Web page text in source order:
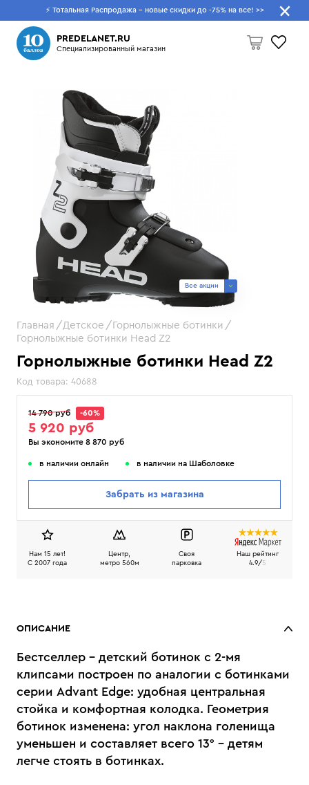
⚡ Тотальная Распродажа - новые скидки до -75% на все! >>
PREDELANET.RU
Специализированный магазин
Что будем искать?
Горнолыжные ботинки Head Z2
Код товара: 40688
Все акции
Главная Детское
Горнолыжные ботинки
Горнолыжные ботинки Head Z2
14 790 руб -60%
5 920 руб
Вы экономите 8 870 руб
в наличии онлайн в наличии на Шаболовке
Забрать из магазина
Нам 15 лет!
C 2007 года
Центр,
метро 560м
Своя
парковка
Наш рейтинг
4.9/5
ОПИСАНИЕ
Бестселлер - детский ботинок с 2-мя
клипсами построен по аналогии с ботинками
серии Advant Edge: удобная центральная
стойка и комфортная колодка. Геометрия
ботинок изменена: угол наклона голенища
уменьшен и составляет всего 13° - детям
легче стоять в ботинках.